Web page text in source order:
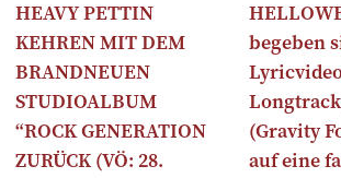
HEAVY PETTIN
KEHREN MIT DEM
BRANDNEUEN
STUDIOALBUM
“ROCK GENERATION
ZURÜCK (VÖ: 28.
begeben
Longtrack
(Gravity
auf eine